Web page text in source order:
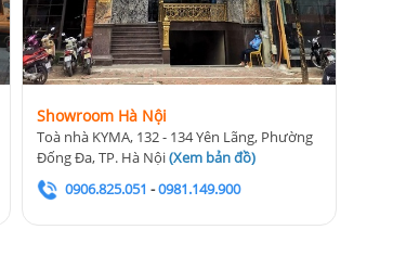
Showroom Hà Nội
Toà nhà KYMA, 132 - 134 Yên Lãng, Phường
Đống Đa, TP. Hà Nội(Xem bản đồ)
0906.825.051 -0981.149.900